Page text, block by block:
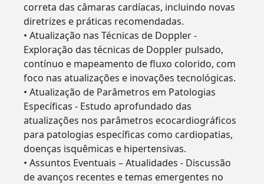
correta das câmaras cardíacas, incluindo novas
diretrizes e práticas recomendadas.
• Atualização nas Técnicas de Doppler -
Exploração das técnicas de Doppler pulsado,
contínuo e mapeamento de fluxo colorido, com
foco nas atualizações e inovações tecnológicas.
• Atualização de Parâmetros em Patologias
Específicas - Estudo aprofundado das
atualizações nos parâmetros ecocardiográficos
para patologias específicas como cardiopatias,
doenças isquêmicas e hipertensivas.
• Assuntos Eventuais – Atualidades - Discussão
de avanços recentes e temas emergentes no